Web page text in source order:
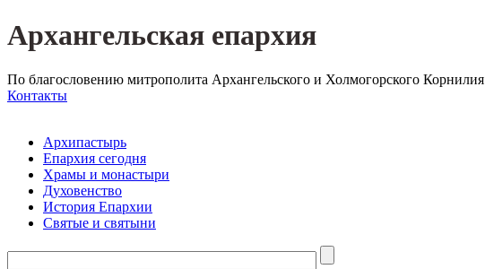
Архангельская епархия
По благословению митрополита Архангельского и Холмогорского Корнилия
Контакты
Архипастырь
Епархия сегодня
Храмы и монастыри
Духовенство
История Епархии
Святые и святыни